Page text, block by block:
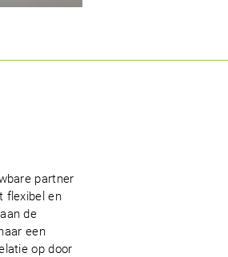
partner
flexibel en
de
een
op door